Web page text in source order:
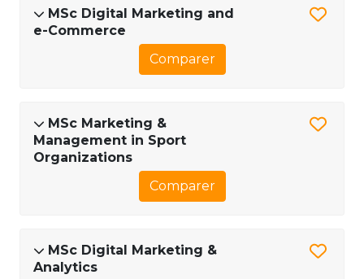
MSc Digital Marketing and
e-Commerce
Comparer
MSc Marketing &
Management in Sport
Organizations
Comparer
MSc Digital Marketing &
Analytics